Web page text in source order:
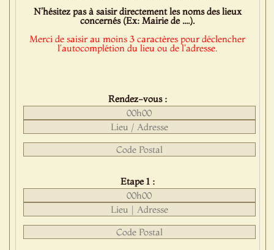
N'hésitez pas à saisir directement les noms des lieux
concernés (Ex: Mairie de ....).
Merci de saisir au moins 3 caractères pour déclencher
l'autocomplétion du lieu ou de l'adresse.
Rendez-vous :
Etape 1 :